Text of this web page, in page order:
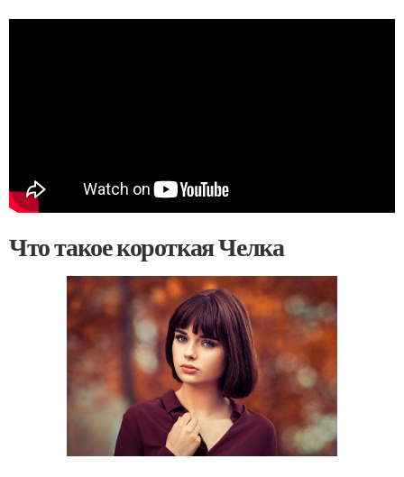
Что такое короткая Челка